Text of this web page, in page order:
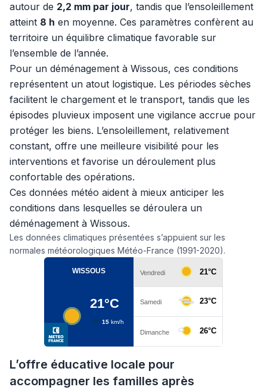
autour de 2,2 mm par jour, tandis que l’ensoleillement
atteint 8 h en moyenne. Ces paramètres confèrent au
territoire un équilibre climatique favorable sur
l’ensemble de l’année.
Pour un déménagement à Wissous, ces conditions
représentent un atout logistique. Les périodes sèches
facilitent le chargement et le transport, tandis que les
épisodes pluvieux imposent une vigilance accrue pour
protéger les biens. L’ensoleillement, relativement
constant, offre une meilleure visibilité pour les
interventions et favorise un déroulement plus
confortable des opérations.
Ces données météo aident à mieux anticiper les
conditions dans lesquelles se déroulera un
déménagement à Wissous.
Les données climatiques présentées s’appuient sur les
normales météorologiques Météo-France (1991-2020).
L’offre éducative locale pour
accompagner les familles après